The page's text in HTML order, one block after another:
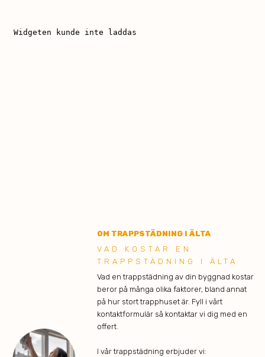
OM TRAPPSTÄDNING I ÄLTA
VAD KOSTAR EN
TRAPPSTÄDNING I ÄLTA
Vad en trappstädning av din byggnad kostar
beror på många olika faktorer, bland annat
på hur stort trapphuset är. Fyll i vårt
kontaktformulär så kontaktar vi dig med en
offert.
I vår trappstädning erbjuder vi: